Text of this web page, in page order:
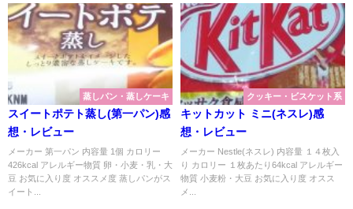
蒸しパン・蒸しケーキ
スイートポテト蒸し(第一パン)感
想・レビュー
メーカー 第一パン 内容量 1個 カロリー
426kcal アレルギー物質 卵・小麦・乳・大
豆 お気に入り度 オススメ度 蒸しパンがス
イート...
クッキー・ビスケット系
キットカット ミニ(ネスレ)感
想・レビュー
メーカー Nestle(ネスレ) 内容量 １４枚入
り カロリー １枚あたり64kcal アレルギー
物質 小麦粉・大豆 お気に入り度 オスス
メ...